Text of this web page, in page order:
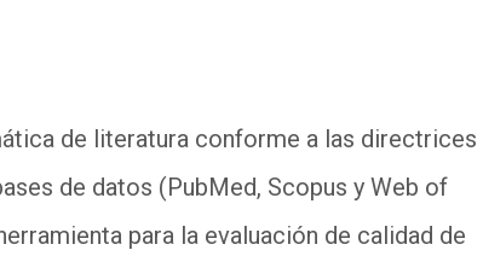
de literatura conforme a las directrices
de datos (PubMed, Scopus y Web of
para la evaluación de calidad de